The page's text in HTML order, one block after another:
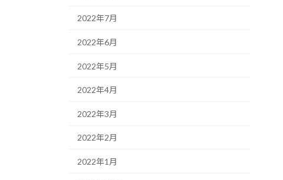
2022年7月
2022年6月
2022年5月
2022年4月
2022年3月
2022年2月
2022年1月